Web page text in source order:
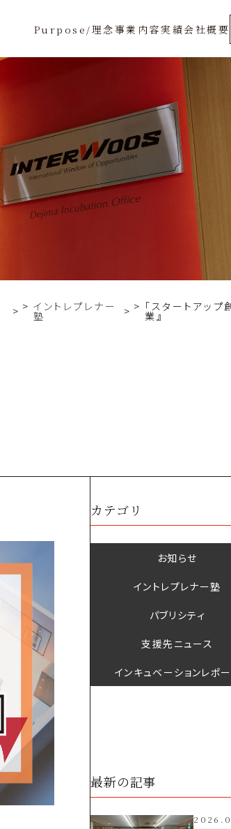
Purpose/理念事業内容実績会社概要
> イントレプレナー
塾 > 「スタートアップ
業』
カテゴリ
お知らせ
イントレプレナー塾
パブリシティ
⽀援先ニュース
インキュベーションレポ
最新の記事